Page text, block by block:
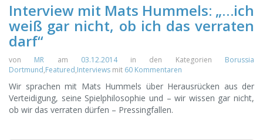
Interview mit Mats Hummels: „…ich
weiß gar nicht, ob ich das verraten
darf“
von MR am 03.12.2014in den Kategorien Borussia
Dortmund,Featured,Interviews mit 60 Kommentaren
Wir sprachen mit Mats Hummels über Herausrücken aus der
Verteidigung, seine Spielphilosophie und – wir wissen gar nicht,
ob wir das verraten dürfen – Pressingfallen.